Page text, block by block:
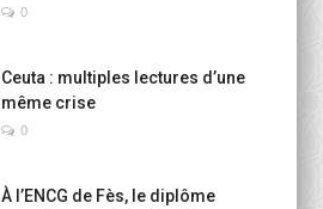
0
Ceuta : multiples lectures d’une
même crise
0
À l’ENCG de Fès, le diplôme